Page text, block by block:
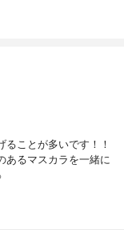
ことが多いです！！
あるマスカラを一緒に